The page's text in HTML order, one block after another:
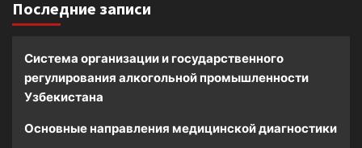
Последние записи
Система организации и государственного
регулирования алкогольной промышленности
Узбекистана
Основные направления медицинской диагностики